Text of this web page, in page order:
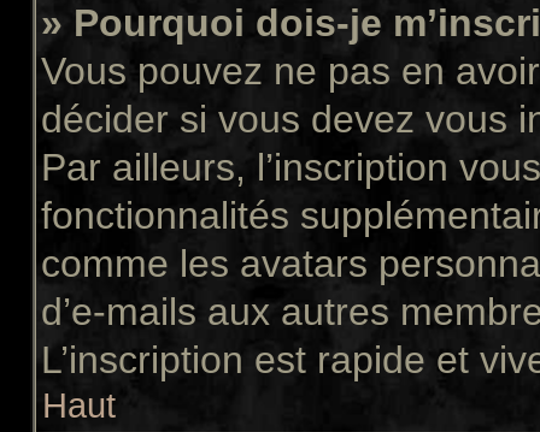
» Pourquoi dois-je
Vous pouvez ne pas en
décider si vous devez vous
Par ailleurs, l’inscription
fonctionnalités
comme les avatars
d’e-mails aux autres
L’inscription est rapide et
Haut